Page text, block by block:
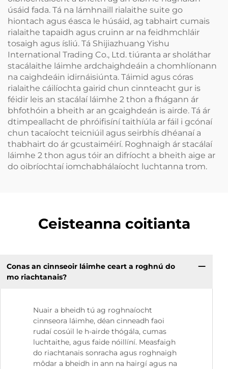
úsáid fada. Tá na lámhnaill rialaithe suite go
hiontach agus éasca le húsáid, ag tabhairt cumais
rialaithe tapaidh agus cruinn ar na feidhmchláir
tosaigh agus ísliú. Tá Shijiazhuang Yishu
International Trading Co., Ltd. tiúranta ar sholáthar
stacálaithe láimhe ardchaighdeáin a chomhlíonann
na caighdeáin idirnáisiúnta. Táimid agus córas
rialaithe cáilíochta gairid chun cinnteacht gur is
féidir leis an stacálaí láimhe 2 thon a fhágann ár
bhfothóin a bheith ar an gcaighdeán is airde. Tá ár
dtimpeallacht de phróifisíní taithíúla ar fáil i gcónaí
chun tacaíocht teicniúil agus seirbhís dhéanaí a
thabhairt do ár gcustaiméirí. Roghnaigh ár stacálaí
láimhe 2 thon agus tóir an difríocht a bheith aige ar
do oibríochtaí iomchabhálaíocht luchtanna trom.
Ceisteanna coitianta
Conas an cinnseoir láimhe ceart a roghnú do
mo riachtanais?
Nuair a bheidh tú ag roghnaíocht
cinnseora láimhe, déan cinneadh faoi
rudaí cosúil le h-airde thógála, cumas
luchtaithe, agus faide nóillíní. Measfaigh
do riachtanais sonracha agus roghnaigh
môdar a bheidh in ann na hairgí agus na